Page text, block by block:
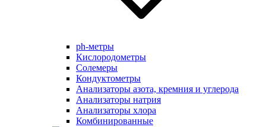
ph-метры
Кислородометры
Солемеры
Кондуктометры
Анализаторы азота, кремния и углерода
Анализаторы натрия
Анализаторы хлора
Комбинированные